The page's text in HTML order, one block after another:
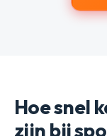
Hoe snel
zijn bij